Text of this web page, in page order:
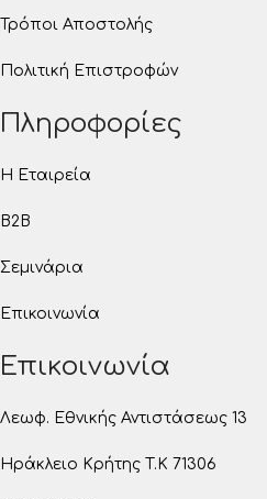
Τρόποι Αποστολής
Πολιτική Επιστροφών
Πληροφορίες
Η Εταιρεία
B2B
Σεμινάρια
Επικοινωνία
Επικοινωνία
Λεωφ. Εθνικής Αντιστάσεως 13
Ηράκλειο Κρήτης T.K 71306